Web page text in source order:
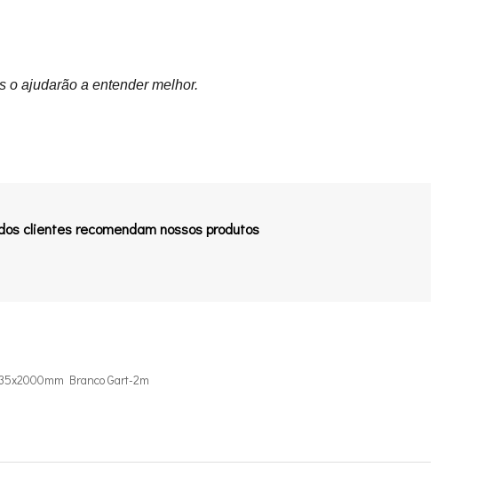
o ajudarão a entender melhor.
clientes recomendam nossos produtos
Branco Gart-2m